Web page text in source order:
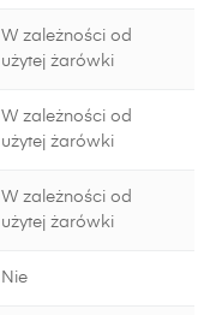
W zależności od
użytej żarówki
W zależności od
użytej żarówki
W zależności od
użytej żarówki
Nie